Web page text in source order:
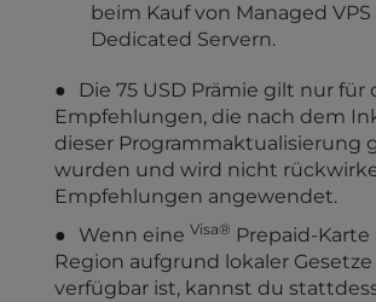
beim Kauf von Managed
Dedicated Servern.
Die 75 USD Prämie gilt nur für
Empfehlungen, die nach dem
dieser Programmaktualisierung
wurden und wird nicht
Empfehlungen angewendet.
Wenn eine Visa® Prepaid-
Region aufgrund lokaler
verfügbar ist, kannst du